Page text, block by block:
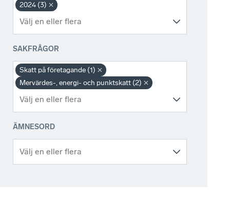
2024 (3)
SAKFRÅGOR
Skatt på företagande (1)
Mervärdes-, energi- och punktskatt (2)
ÄMNESORD